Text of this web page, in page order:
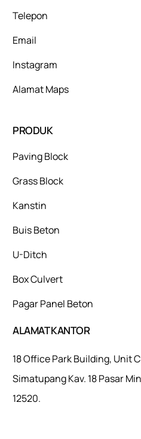
Telepon
Email
Instagram
Alamat Maps
PRODUK
Paving Block
Grass Block
Kanstin
Buis Beton
U-Ditch
Box Culvert
Pagar Panel Beton
ALAMAT KANTOR
18 Office Park Building, Unit
Simatupang Kav. 18 Pasar
12520.